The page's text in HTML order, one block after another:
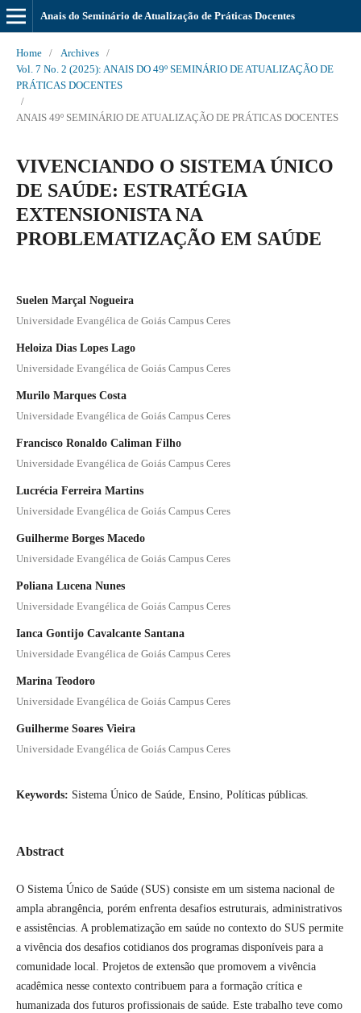
Anais do Seminário de Atualização de Práticas Docentes
Home / Archives
/
Vol. 7 No. 2 (2025): ANAIS DO 49º SEMINÁRIO DE ATUALIZAÇÃO DE
PRÁTICAS DOCENTES
/
ANAIS 49º SEMINÁRIO DE ATUALIZAÇÃO DE PRÁTICAS DOCENTES
VIVENCIANDO O SISTEMA ÚNICO
DE SAÚDE: ESTRATÉGIA
EXTENSIONISTA NA
PROBLEMATIZAÇÃO EM SAÚDE
Suelen Marçal Nogueira
Universidade Evangélica de Goiás Campus Ceres
Heloiza Dias Lopes Lago
Universidade Evangélica de Goiás Campus Ceres
Murilo Marques Costa
Universidade Evangélica de Goiás Campus Ceres
Francisco Ronaldo Caliman Filho
Universidade Evangélica de Goiás Campus Ceres
Lucrécia Ferreira Martins
Universidade Evangélica de Goiás Campus Ceres
Guilherme Borges Macedo
Universidade Evangélica de Goiás Campus Ceres
Poliana Lucena Nunes
Universidade Evangélica de Goiás Campus Ceres
Ianca Gontijo Cavalcante Santana
Universidade Evangélica de Goiás Campus Ceres
Marina Teodoro
Universidade Evangélica de Goiás Campus Ceres
Guilherme Soares Vieira
Universidade Evangélica de Goiás Campus Ceres
Keywords: Sistema Único de Saúde, Ensino, Políticas públicas.
Abstract
O Sistema Único de Saúde (SUS) consiste em um sistema nacional de
ampla abrangência, porém enfrenta desafios estruturais, administrativos
e assistências. A problematização em saúde no contexto do SUS permite
a vivência dos desafios cotidianos dos programas disponíveis para a
comunidade local. Projetos de extensão que promovem a vivência
acadêmica nesse contexto contribuem para a formação crítica e
humanizada dos futuros profissionais de saúde. Este trabalho teve como